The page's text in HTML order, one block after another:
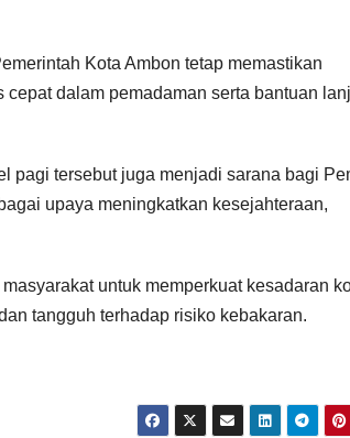
Kota Ambon tetap memastikan
dalam pemadaman serta bantuan
pagi tersebut juga menjadi sarana bagi
upaya meningkatkan kesejahteraan,
untuk memperkuat kesadaran
tangguh terhadap risiko kebakaran.